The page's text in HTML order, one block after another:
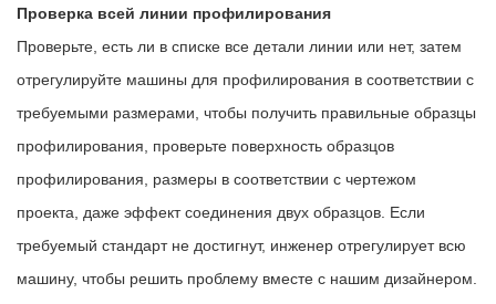
Проверка всей линии профилирования
Проверьте, есть ли в списке все детали линии или нет, затем
отрегулируйте машины для профилирования в соответствии с
требуемыми размерами, чтобы получить правильные образцы
профилирования, проверьте поверхность образцов
профилирования, размеры в соответствии с чертежом
проекта, даже эффект соединения двух образцов. Если
требуемый стандарт не достигнут, инженер отрегулирует всю
машину, чтобы решить проблему вместе с нашим дизайнером.